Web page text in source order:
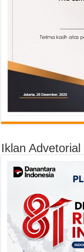
Iklan Advetorial